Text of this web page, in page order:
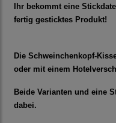
Ihr bekommt eine
fertig gesticktes Produkt!
Die Schweinchenkopf-
oder mit einem
Beide Varianten und eine
dabei.